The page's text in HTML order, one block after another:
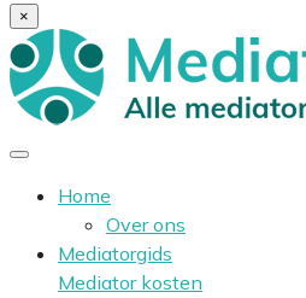
×
Home
Over ons
Mediatorgids
Mediator kosten